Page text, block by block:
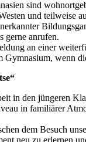
sind
und teilweise
gerne anrufen.
an einer
Gymnasium, wenn
in den jüngeren
in familiärer
dem Besuch
neu zu erlernen